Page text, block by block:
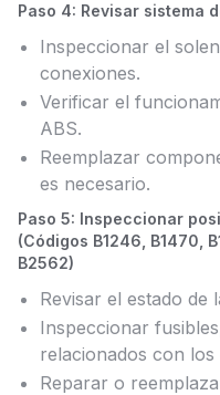
Paso 4: Revisar sistema
Inspeccionar el
conexiones.
Verificar el
ABS.
Reemplazar
es necesario.
Paso 5: Inspeccionar
(Códigos B1246, B1470,
B2562)
Revisar el estado de
Inspeccionar
relacionados con los
Reparar o